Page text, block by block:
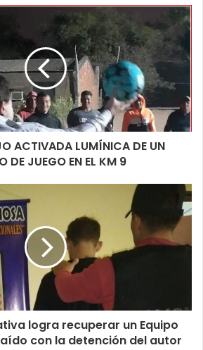
ACTIVADA LUMÍNICA DE UN
DE JUEGO EN EL KM 9
logra recuperar un Equipo
con la detención del autor